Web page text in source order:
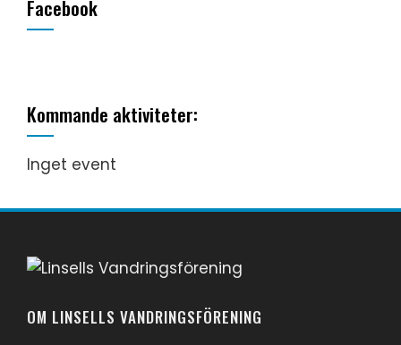
Facebook
Kommande aktiviteter:
Inget event
OM LINSELLS VANDRINGSFÖRENING